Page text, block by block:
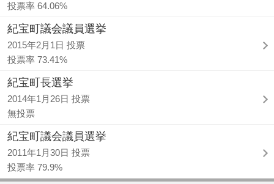
投票率 64.06%
紀宝町議会議員選挙
2015年2月1日 投票
投票率 73.41%
紀宝町長選挙
2014年1月26日 投票
無投票
紀宝町議会議員選挙
2011年1月30日 投票
投票率 79.9%